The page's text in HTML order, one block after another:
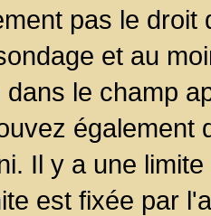
pas le
et au
dans le champ
également
Il y a une
est fixée par